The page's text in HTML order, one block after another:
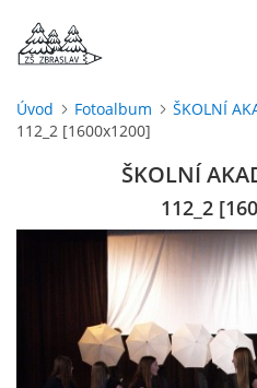
ÚVOD
ŠKOLNÍ ROK
DOKUMENTY
Úvod Fotoalbum
ŠKOLNÍ
112_2 [1600x1200]
ŠKOLNÍ
112_2